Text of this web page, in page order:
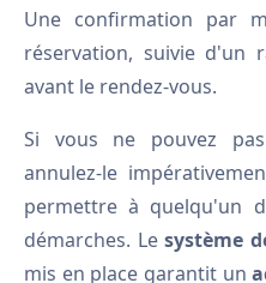
Une confirmation par
réservation, suivie d'un
avant le rendez-vous.
Si vous ne pouvez
annulez-le
permettre à quelqu'un
démarches. Lesystème
mis en place garantit un